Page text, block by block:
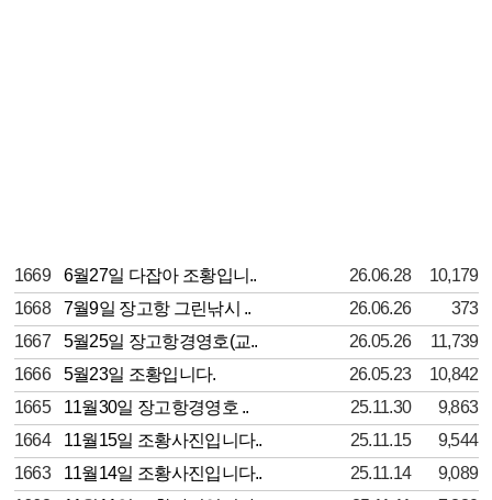
1669 6월27일 다잡아 조황입니.. 26.06.28
10,179
1668
7월9일 장고항 그린낚시 .. 26.06.26
373
1667
5월25일 장고항경영호(교.. 26.05.26
11,739
1666
5월23일 조황입니다. 26.05.23
10,842
1665
11월30일 장고항경영호 .. 25.11.30
9,863
1664
11월15일 조황사진입니다.. 25.11.15
9,544
1663
11월14일 조황사진입니다.. 25.11.14
9,089